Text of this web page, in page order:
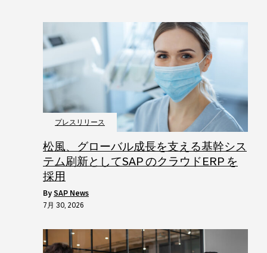
プレスリリース
松風、グローバル成長を支える基幹シス
テム刷新としてSAP のクラウドERP を
採用
by SAP News
7月 30, 2026